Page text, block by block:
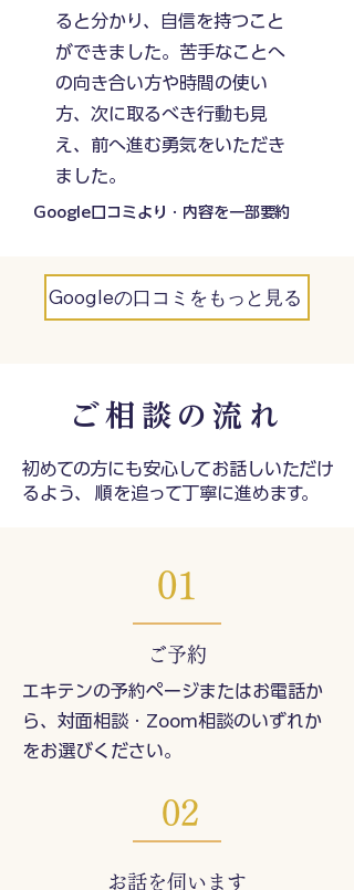
ると分かり、自信を持つこと
ができました。苦手なことへ
の向き合い方や時間の使い
方、次に取るべき行動も見
え、前へ進む勇気をいただき
ました。
Google口コミより・内容を一部要約
Googleの口コミをもっと見る
ご相談の流れ
初めての方にも安心してお話しいただけ
るよう、 順を追って丁寧に進めます。
01
ご予約
エキテンの予約ページまたはお電話か
ら、対面相談・Zoom相談のいずれか
をお選びください。
02
お話を伺います